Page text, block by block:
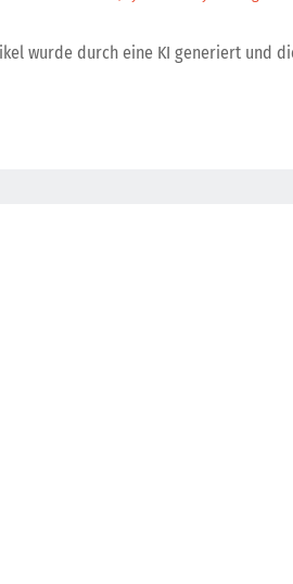
wurde durch eine KI generiert und